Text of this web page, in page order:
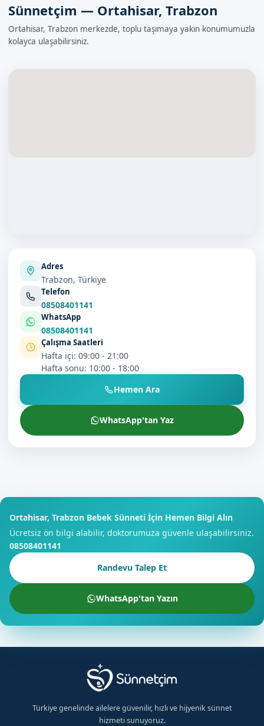
Sünnetçim — Ortahisar, Trabzon
Ortahisar, Trabzon merkezde, toplu taşımaya yakın konumumuzla
kolayca ulaşabilirsiniz.
Adres
Trabzon, Türkiye
Telefon
08508401141
WhatsApp
08508401141
Çalışma Saatleri
Hafta içi: 09:00 - 21:00
Hafta sonu: 10:00 - 18:00
Hemen Ara
WhatsApp'tan Yaz
Ortahisar, Trabzon Bebek Sünneti İçin Hemen Bilgi Alın
Ücretsiz ön bilgi alabilir, doktorumuza güvenle ulaşabilirsiniz.
08508401141
Randevu Talep Et
WhatsApp'tan Yazın
Türkiye genelinde ailelere güvenilir, hızlı ve hijyenik sünnet
hizmeti sunuyoruz.